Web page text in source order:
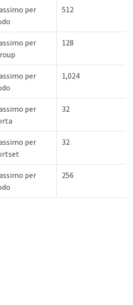
per
512
per
128
per
1,024
per
32
per
32
per
256